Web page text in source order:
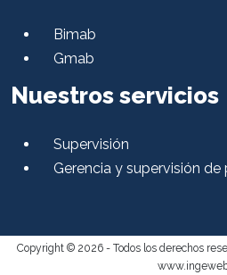
Bimab
Gmab
Nuestros servicios
Supervisión
Gerencia y supervisión
Copyright © 2026 - Todos los derechos